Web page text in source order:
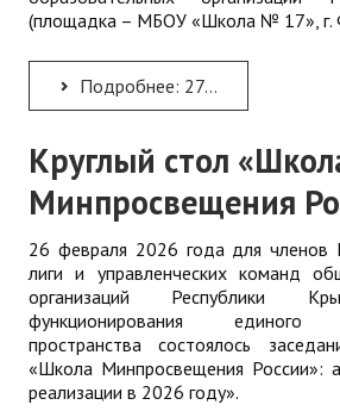
(площадка – МБОУ «Школа № 17», г.
Подробнее: 27 февраля состоялось итоговое занятие в рамках курсов повышения квалификации по ДПП ПК...
Круглый стол
Минпросвещения
26 февраля 2026 года для членов
лиги и управленческих команд
организаций Республики
функционирования единого
пространства состоялось
«Школа Минпросвещения России»:
реализации в 2026 году».